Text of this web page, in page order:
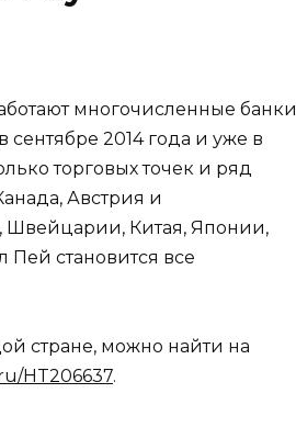
многочисленные банки
сентябре 2014 года и уже в
торговых точек и ряд
Австрия и
Швейцарии, Китая, Японии,
становится все
стране, можно найти на
HT206637.